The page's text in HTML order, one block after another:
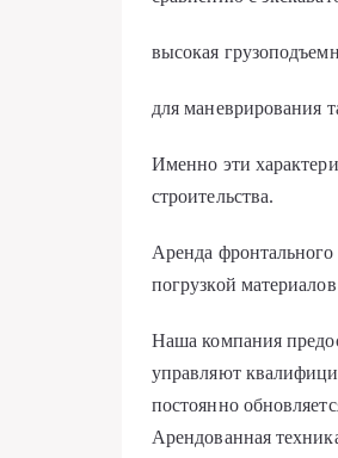
высокая
для маневрирования
Именно эти
строительства.
Аренда фронтального
погрузкой
Наша компания
управляют
постоянно
Арендованная